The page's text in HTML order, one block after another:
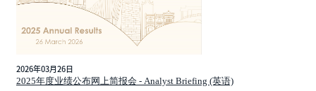
2026年03月26日
2025年度业绩公布网上简报会 - Analyst Briefing (英语)